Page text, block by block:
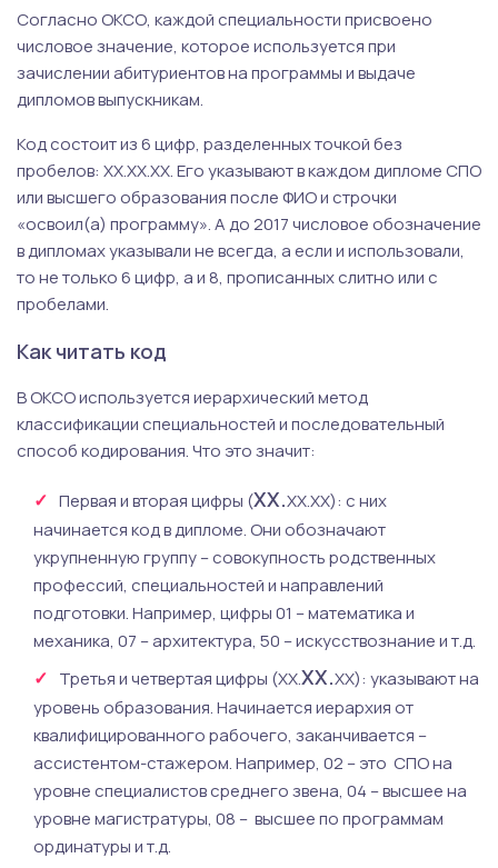
Согласно ОКСО, каждой специальности присвоено
числовое значение, которое используется при
зачислении абитуриентов на программы и выдаче
дипломов выпускникам.
Код состоит из 6 цифр, разделенных точкой без
пробелов: ХХ.ХХ.ХХ. Его указывают в каждом дипломе СПО
или высшего образования после ФИО и строчки
«освоил(а) программу». А до 2017 числовое обозначение
в дипломах указывали не всегда, а если и использовали,
то не только 6 цифр, а и 8, прописанных слитно или с
пробелами.
Как читать код
В ОКСО используется иерархический метод
классификации специальностей и последовательный
способ кодирования. Что это значит:
Первая и вторая цифры (ХХ.ХХ.ХХ): с них
начинается код в дипломе. Они обозначают
укрупненную группу – совокупность родственных
профессий, специальностей и направлений
подготовки. Например, цифры 01 – математика и
механика, 07 – архитектура, 50 – искусствознание и т.д.
Третья и четвертая цифры (ХХ.ХХ.ХХ): указывают на
уровень образования. Начинается иерархия от
квалифицированного рабочего, заканчивается –
ассистентом-стажером. Например, 02 – это СПО на
уровне специалистов среднего звена, 04 – высшее на
уровне магистратуры, 08 – высшее по программам
ординатуры и т.д.